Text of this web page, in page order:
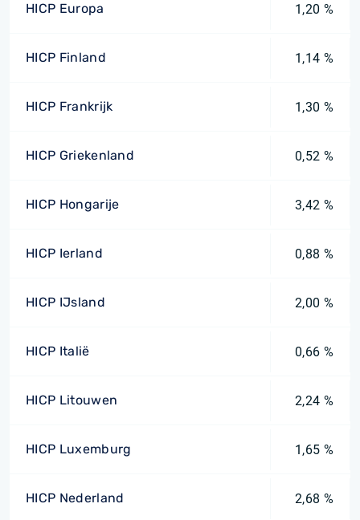
HICP Europa 1,20 %
HICP Finland 1,14 %
HICP Frankrijk 1,30 %
HICP Griekenland 0,52 %
HICP Hongarije 3,42 %
HICP Ierland 0,88 %
HICP IJsland 2,00 %
HICP Italië 0,66 %
HICP Litouwen 2,24 %
HICP Luxemburg 1,65 %
HICP Nederland 2,68 %